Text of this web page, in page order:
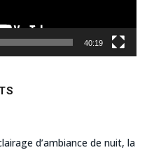
40:19
d’ambiance de nuit, la